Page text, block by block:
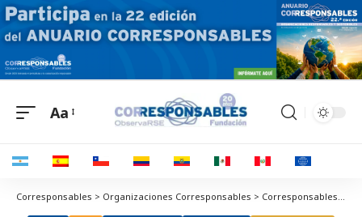
Aa
Corresponsables > Organizaciones Corresponsables > Corresponsables > ODS2. Ucrania: Acción Contra el Hambre muestra su misión humanitaria en las Jornadas Corresponsables de Madrid y Barcelona